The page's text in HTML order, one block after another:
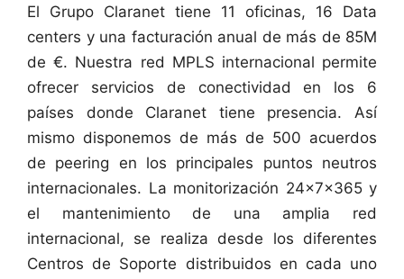
El Grupo Claranet tiene 11 oficinas, 16 Data
centers y una facturación anual de más de 85M
de €. Nuestra red MPLS internacional permite
ofrecer servicios de conectividad en los 6
países donde Claranet tiene presencia. Así
mismo disponemos de más de 500 acuerdos
de peering en los principales puntos neutros
internacionales. La monitorización 24x7x365 y
el mantenimiento de una amplia red
internacional, se realiza desde los diferentes
Centros de Soporte distribuidos en cada uno